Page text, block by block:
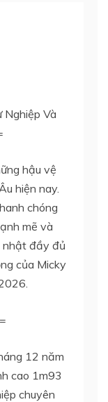
Nghiệp Và
hậu vệ
hiện nay.
chóng
mẽ và
nhật đầy đủ
của Micky
12 năm
cao 1m93
chuyên